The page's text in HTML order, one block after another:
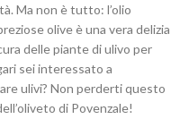
Ma non è tutto: l’olio
olive è una vera delizia
delle piante di ulivo per
sei interessato a
ulivi? Non perderti questo
di Povenzale!